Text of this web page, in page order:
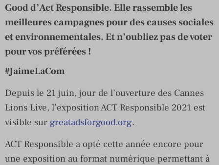
Good d’Act Responsible. Elle rassemble les
meilleures campagnes pour des causes sociales
et environnementales. Et n’oubliez pas de voter
pour vos préférées !
#JaimeLaCom
Depuis le 21 juin, jour de l’ouverture des Cannes
Lions Live, l’exposition ACT Responsible 2021 est
visible sur greatadsforgood.org.
ACT Responsible a opté cette année encore pour
une exposition au format numérique permettant à